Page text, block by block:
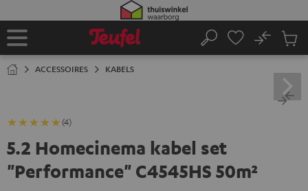
Home
Zoeken
No
ACCESSOIRES KABELS
(4)
5.2 Homecinema kabel set
"Performance" C4545HS 50m²